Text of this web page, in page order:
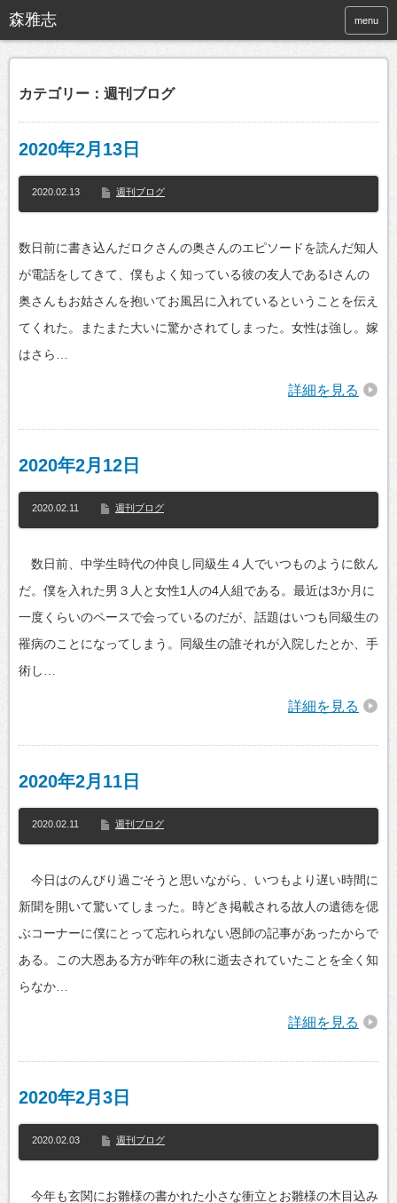
menu
カテゴリー：週刊ブログ
2020年2月13日
2020.02.13 週刊ブログ
数日前に書き込んだロクさんの奥さんのエピソードを読んだ知人
が電話をしてきて、僕もよく知っている彼の友人であるIさんの
奥さんもお姑さんを抱いてお風呂に入れているということを伝え
てくれた。またまた大いに驚かされてしまった。女性は強し。嫁
はさら…
詳細を見る
2020年2月12日
2020.02.11 週刊ブログ
数日前、中学生時代の仲良し同級生４人でいつものように飲ん
だ。僕を入れた男３人と女性1人の4人組である。最近は3か月に
一度くらいのペースで会っているのだが、話題はいつも同級生の
罹病のことになってしまう。同級生の誰それが入院したとか、手
術し…
詳細を見る
2020年2月11日
2020.02.11 週刊ブログ
今日はのんびり過ごそうと思いながら、いつもより遅い時間に
新聞を開いて驚いてしまった。時どき掲載される故人の遺徳を偲
ぶコーナーに僕にとって忘れられない恩師の記事があったからで
ある。この大恩ある方が昨年の秋に逝去されていたことを全く知
らなか…
詳細を見る
2020年2月3日
2020.02.03 週刊ブログ
今年も玄関にお雛様の書かれた小さな衝立とお雛様の木目込み